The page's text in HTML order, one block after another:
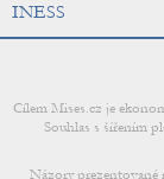
INESS
Cílem Mises.cz je
Souhlas s šířením
Názory